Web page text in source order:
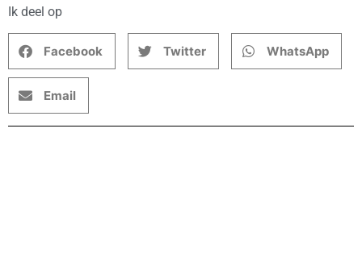
Ik deel op
Facebook Twitter WhatsApp
Email